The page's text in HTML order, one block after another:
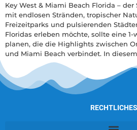
Key West & Miami Beach Florida –
mit endlosen Stränden, tropischer
Freizeitparks und pulsierenden
Floridas erleben möchte, sollte eine
planen, die die Highlights zwischen
und Miami Beach verbindet. In
RECHTLICHES